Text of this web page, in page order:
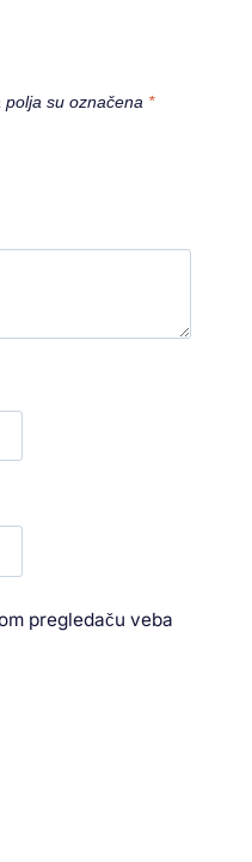
polja su označena *
pregledaču veba